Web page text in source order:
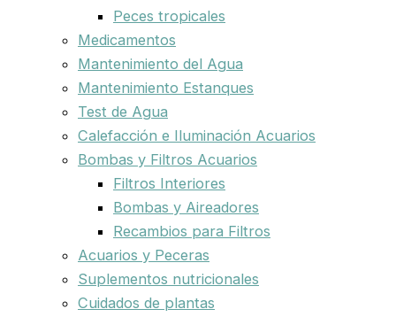
Peces tropicales
Medicamentos
Mantenimiento del Agua
Mantenimiento Estanques
Test de Agua
Calefacción e Iluminación Acuarios
Bombas y Filtros Acuarios
Filtros Interiores
Bombas y Aireadores
Recambios para Filtros
Acuarios y Peceras
Suplementos nutricionales
Cuidados de plantas